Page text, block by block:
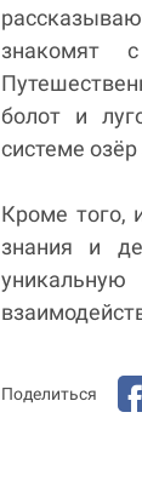
знакомят
болот и
системе
Кроме того,
знания и
Поделиться